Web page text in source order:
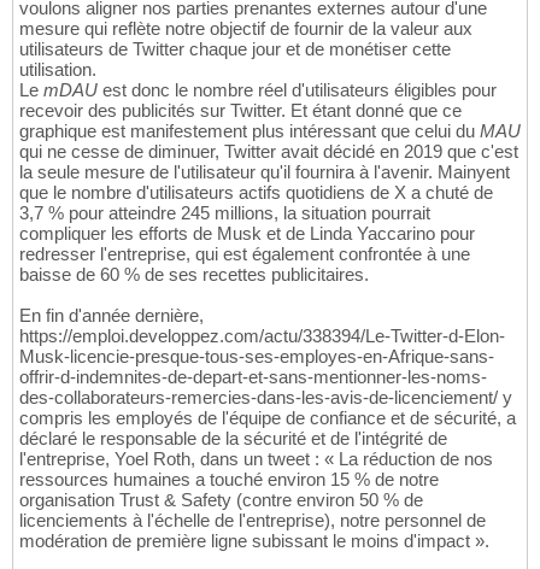
voulons aligner nos parties prenantes externes autour d'une
mesure qui reflète notre objectif de fournir de la valeur aux
utilisateurs de Twitter chaque jour et de monétiser cette
utilisation.
Le mDAU est donc le nombre réel d'utilisateurs éligibles pour
recevoir des publicités sur Twitter. Et étant donné que ce
graphique est manifestement plus intéressant que celui du MAU
qui ne cesse de diminuer, Twitter avait décidé en 2019 que c'est
la seule mesure de l'utilisateur qu'il fournira à l'avenir. Mainyent
que le nombre d'utilisateurs actifs quotidiens de X a chuté de
3,7 % pour atteindre 245 millions, la situation pourrait
compliquer les efforts de Musk et de Linda Yaccarino pour
redresser l'entreprise, qui est également confrontée à une
baisse de 60 % de ses recettes publicitaires.
En fin d'année dernière,
https://emploi.developpez.com/actu/338394/Le-Twitter-d-Elon-
Musk-licencie-presque-tous-ses-employes-en-Afrique-sans-
offrir-d-indemnites-de-depart-et-sans-mentionner-les-noms-
des-collaborateurs-remercies-dans-les-avis-de-licenciement/ y
compris les employés de l'équipe de confiance et de sécurité, a
déclaré le responsable de la sécurité et de l'intégrité de
l'entreprise, Yoel Roth, dans un tweet : « La réduction de nos
ressources humaines a touché environ 15 % de notre
organisation Trust & Safety (contre environ 50 % de
licenciements à l'échelle de l'entreprise), notre personnel de
modération de première ligne subissant le moins d'impact ».